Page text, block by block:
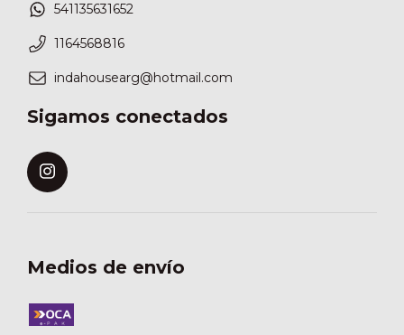
541135631652
1164568816
indahousearg@hotmail.com
Sigamos conectados
Medios de envío